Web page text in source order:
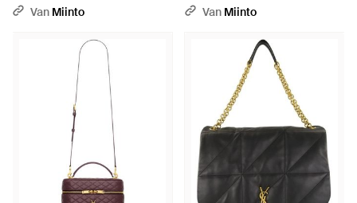
Naturel
Van Miinto
BruinVan Miinto